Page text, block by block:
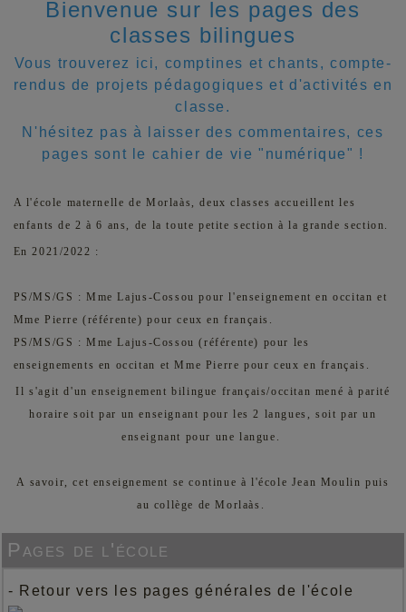
Bienvenue sur les pages des
classes bilingues
Vous trouverez ici, comptines et chants, compte-
rendus de projets pédagogiques et d'activités en
classe.
N'hésitez pas à laisser des commentaires, ces
pages sont le cahier de vie "numérique" !
A l'école maternelle de Morlaàs, deux classes accueillent les
enfants de 2 à 6 ans, de la toute petite section à la grande section.
En 2021/2022 :
PS/MS/GS : Mme Lajus-Cossou pour l'enseignement en occitan et
Mme Pierre (référente) pour ceux en français.
PS/MS/GS : Mme Lajus-Cossou (référente) pour les
enseignements en occitan et Mme Pierre pour ceux en français.
Il s'agit d'un enseignement bilingue français/occitan mené à parité
horaire soit par un enseignant pour les 2 langues, soit par un
enseignant pour une langue.
A savoir, cet enseignement se continue à l'école Jean Moulin puis
au collège de Morlaàs.
Pages de l'école
- Retour vers les pages générales de l'école